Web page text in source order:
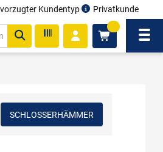
Kundentyp Privatkunde
SCHLOSSERHÄMMER